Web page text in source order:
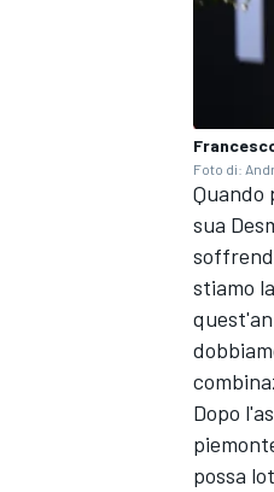
Foto di:
Quando
sua
stiamo
Dopo
possa